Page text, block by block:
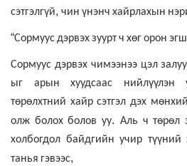
сэтгэлгүй, чин үнэнч хайрлахын
“Сормуусдэрвэхзууртч хөгорон
Сормуус дэрвэх чимээнээ цэл
ыг арын хуудсаас нийлүүлэн
төрөлхтний хайр сэтгэл дэх
олж болох болов уу. Аль ч төрөл
холбогдол байдгийн учир түүний
танья гэвээс,